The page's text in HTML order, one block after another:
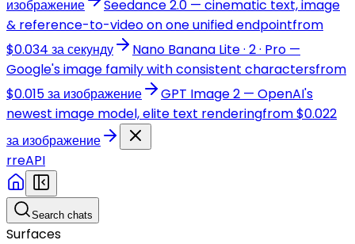
изображение
Seedance 2.0 — cinematic text, image
& reference-to-video on one unified endpointfrom
$0.034 за секунду
Nano Banana Lite · 2 · Pro —
Google's image family with consistent charactersfrom
$0.015 за изображение
GPT Image 2 — OpenAI's
newest image model, elite text renderingfrom $0.022
за изображение
rreAPI
Search chats
Surfaces